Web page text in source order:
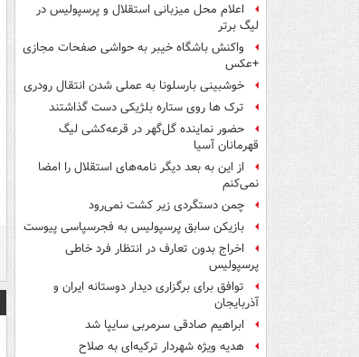
اعلام محل میزبانی استقلال و پرسپولیس در
لیگ برتر
واکنش باشگاه خیبر به حواشی صفحات مجازی
+عکس
خوشبینی بارسلونا به عملی شدن انتقال رودری
ترک ها روی ستاره بلژیکی دست گذاشتند
حضور نماینده گل‌گهر در قرعه‌کشی لیگ
قهرمانان آسیا
از این به بعد دیگر نامه‌های استقلال را امضا
نمی‌کنم
چمن دستگردی زیر کشت نمی‌رود
بازیکن سابق پرسپولیس به فجرسپاسی پیوست
اخراج بدون تعارف در انتظار فرد خاطی
پرسپولیس
توافق برای برگزاری دیدار دوستانه ایران و
آذربایجان
ابراهیم صادقی سرمربی سایپا شد
هدیه ویژه شهردار ترکیه‌ای به صلاح